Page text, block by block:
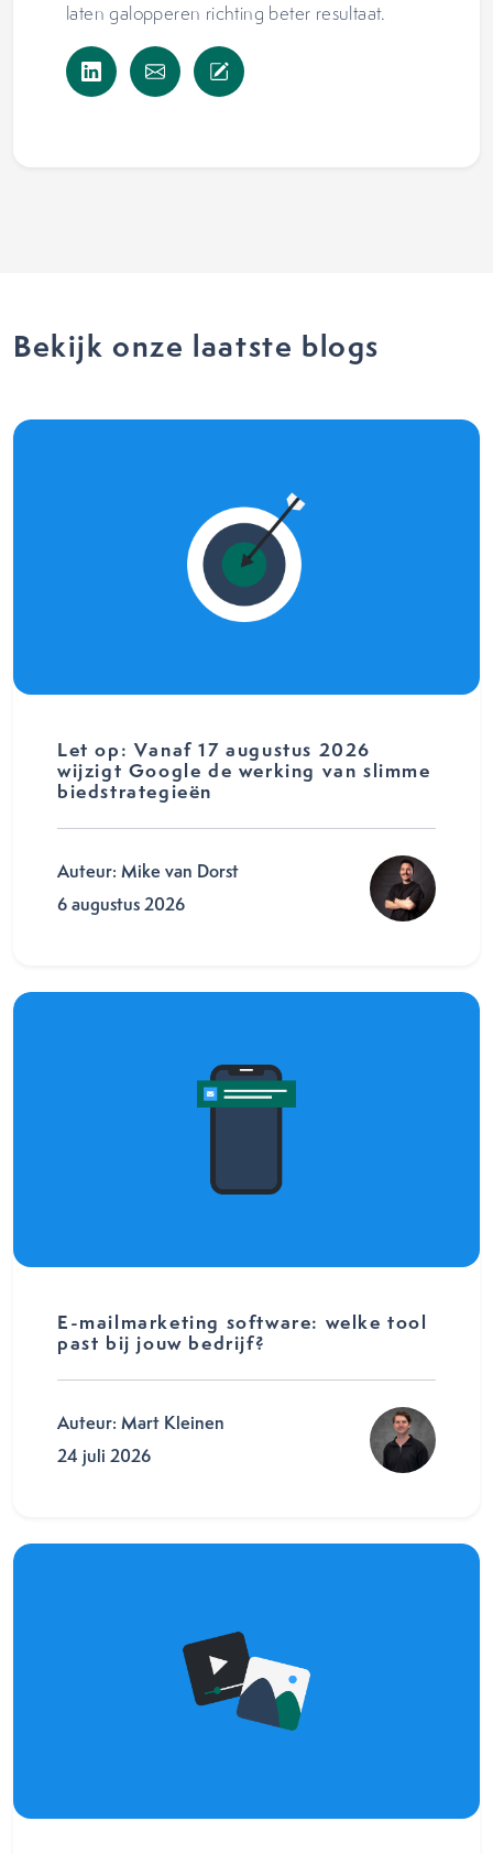
laten galopperen richting beter resultaat.
Bekijk onze laatste blogs
Let op: Vanaf 17 augustus 2026
wijzigt Google de werking van slimme
biedstrategieën
Auteur: Mike van Dorst
6 augustus 2026
E-mailmarketing software: welke tool
past bij jouw bedrijf?
Auteur: Mart Kleinen
24 juli 2026